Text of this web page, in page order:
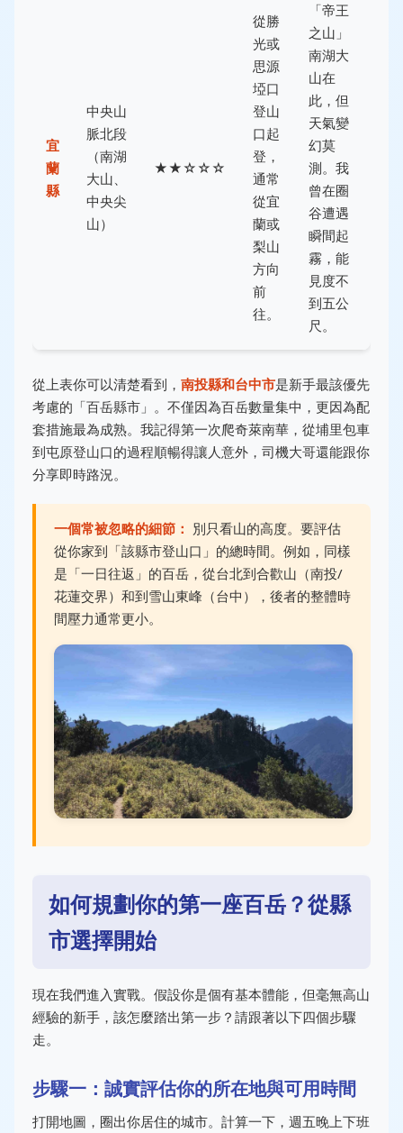
宜
蘭
縣
中央山
脈北段
（南湖
大山、
中央尖
山）
★★☆☆☆
從勝
光或
思源
埡口
登山
口起
登，
通常
從宜
蘭或
梨山
方向
前
往。
「帝王
之山」
南湖大
山在
此，但
天氣變
幻莫
測。我
曾在圈
谷遭遇
瞬間起
霧，能
見度不
到五公
尺。
從上表你可以清楚看到， 南投縣和台中市是新手最該優先
考慮的「百岳縣市」。不僅因為百岳數量集中，更因為配
套措施最為成熟。我記得第一次爬奇萊南華，從埔里包車
到屯原登山口的過程順暢得讓人意外，司機大哥還能跟你
分享即時路況。
一個常被忽略的細節： 別只看山的高度。要評估
從你家到「該縣市登山口」的總時間。例如，同樣
是「一日往返」的百岳，從台北到合歡山（南投/
花蓮交界）和到雪山東峰（台中），後者的整體時
間壓力通常更小。
如何規劃你的第一座百岳？從縣
市選擇開始
現在我們進入實戰。假設你是個有基本體能，但毫無高山
經驗的新手，該怎麼踏出第一步？請跟著以下四個步驟
走。
步驟一：誠實評估你的所在地與可用時間
打開地圖，圈出你居住的城市。計算一下，週五晚上下班